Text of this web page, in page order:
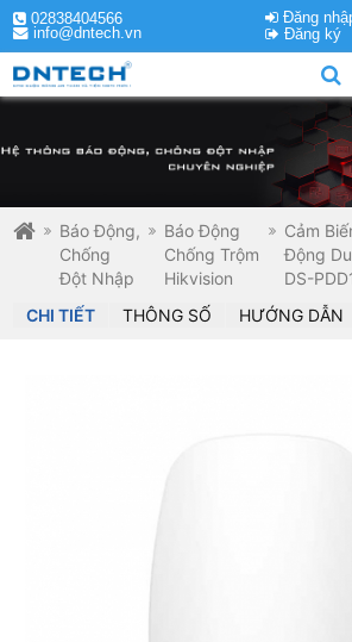
02838404566
info@dntech.vn
Đăng
Đăng ký
Báo Động,
Chống
Đột Nhập
Báo Động
Chống Trộm
Hikvision
Cảm
Động
DS-
CHI TIẾT
THÔNG SỐ HƯỚNG DẪN